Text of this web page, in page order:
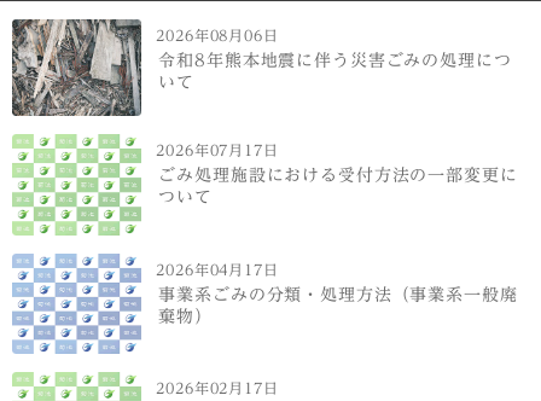
2026年08月06日
令和8年熊本地震に伴う災害ごみの処理につ
いて
2026年07月17日
ごみ処理施設における受付方法の一部変更に
ついて
2026年04月17日
事業系ごみの分類・処理方法（事業系一般廃
棄物）
2026年02月17日